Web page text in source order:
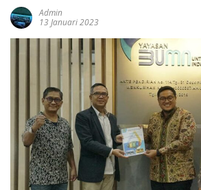
Admin
13 Januari 2023